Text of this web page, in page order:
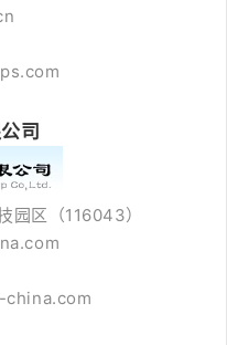
司
园区（116043）
china.com